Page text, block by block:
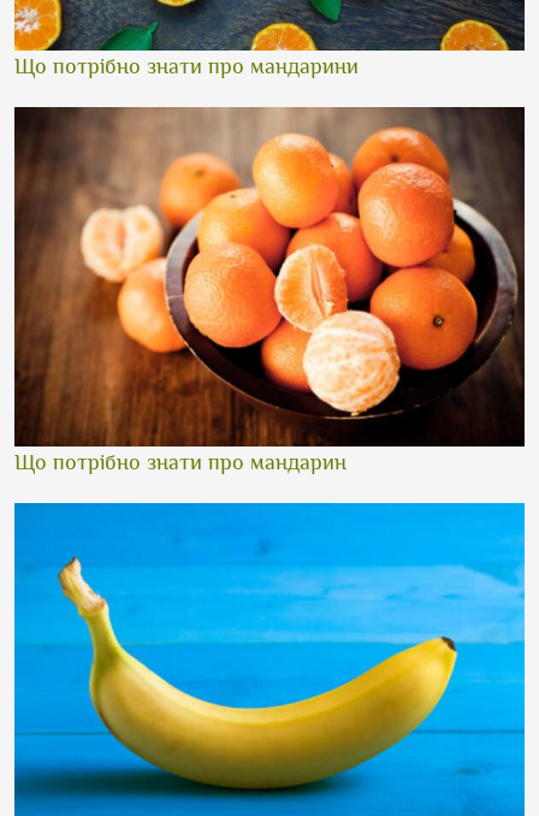
Що потрібно знати про мандарини
Що потрібно знати про мандарин